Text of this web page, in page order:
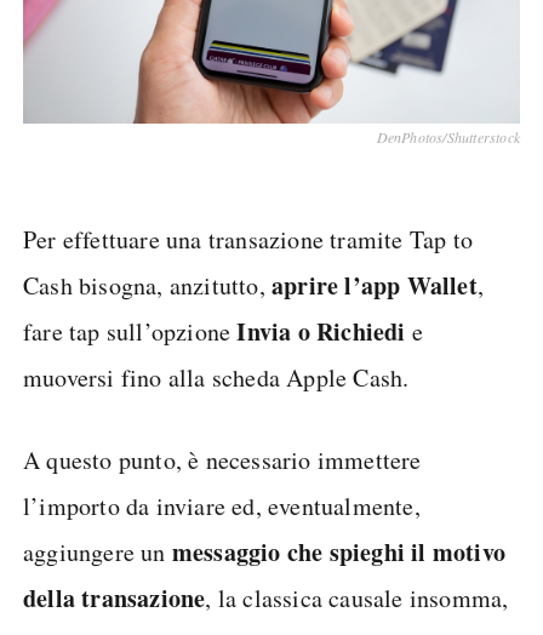
DenPhotos/Shutterstock
Per effettuare una transazione tramite Tap to
Cash bisogna, anzitutto, aprire l’app Wallet,
fare tap sull’opzioneInvia o Richiedi e
muoversi fino alla scheda Apple Cash.
A questo punto, è necessario immettere
l’importo da inviare ed, eventualmente,
aggiungere un messaggio che spieghi il motivo
della transazione, la classica causale insomma,